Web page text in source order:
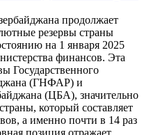
продолжает
резервы страны
на 1 января 2025
финансов. Эта
Государственного
(ГНФАР) и
(ЦБА), значительно
который составляет
а именно почти в 14 раз
позиция отражает